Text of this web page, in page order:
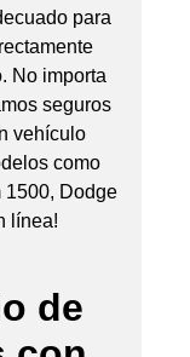
para
No importa
seguros
vehículo
como
1500, Dodge
línea!
de